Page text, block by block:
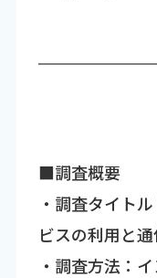
■調査概要
・調査タイト
ビスの利用と
・調査方法：